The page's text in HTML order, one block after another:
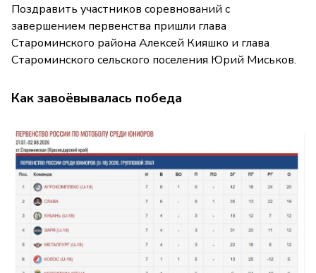
Поздравить участников соревнований с
завершением первенства пришли глава
Староминского района Алексей Кияшко и глава
Староминского сельского поселения Юрий Миськов.
Как завоёвывалась победа